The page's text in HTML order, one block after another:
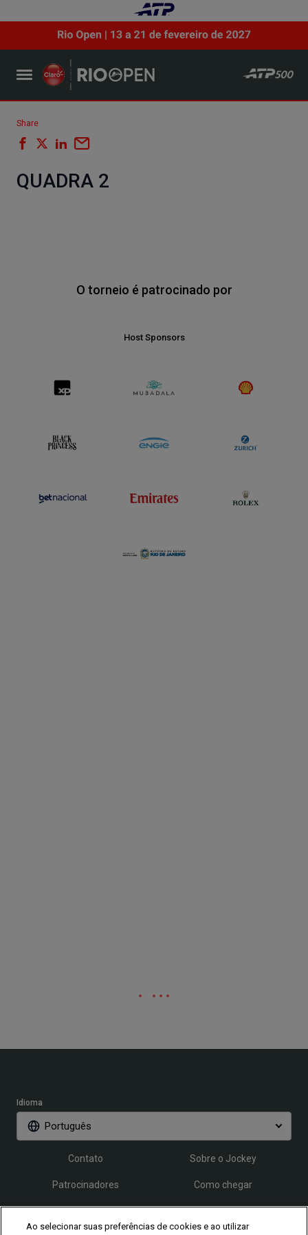
Share
QUADRA 2
O torneio é patrocinado por
Host Sponsors
Idioma
Português
Contato Sobre o Jockey
Patrocinadores Como chegar
Credenciamento FAQ
Ao selecionar suas preferências de cookies e ao utilizar